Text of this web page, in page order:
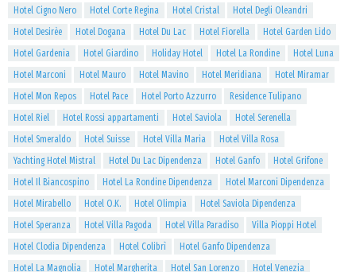
Hotel Cigno Nero
Hotel Corte Regina Hotel Cristal
Hotel Degli Oleandri
Hotel Desirèe
Hotel Dogana Hotel Du Lac Hotel Fiorella
Hotel Garden Lido
Hotel Gardenia
Hotel Giardino Holiday Hotel Hotel La Rondine
Hotel Luna
Hotel Marconi
Hotel Mauro Hotel Mavino Hotel Meridiana
Hotel Miramar
Hotel Mon Repos
Hotel Pace Hotel Porto Azzurro
Residence Tulipano
Hotel Riel
Hotel Rossi appartamenti Hotel Saviola
Hotel Serenella
Hotel Smeraldo
Hotel Suisse Hotel Villa Maria
Hotel Villa Rosa
Yachting Hotel Mistral
Hotel Du Lac Dipendenza Hotel Ganfo
Hotel Grifone
Hotel Il Biancospino
Hotel La Rondine Dipendenza
Hotel Marconi Dipendenza
Hotel Mirabello
Hotel O.K. Hotel Olimpia
Hotel Saviola Dipendenza
Hotel Speranza
Hotel Villa Pagoda Hotel Villa Paradiso
Villa Pioppi Hotel
Hotel Clodia Dipendenza
Hotel Colibrì
Hotel Ganfo Dipendenza
Hotel La Magnolia
Hotel Margherita Hotel San Lorenzo
Hotel Venezia